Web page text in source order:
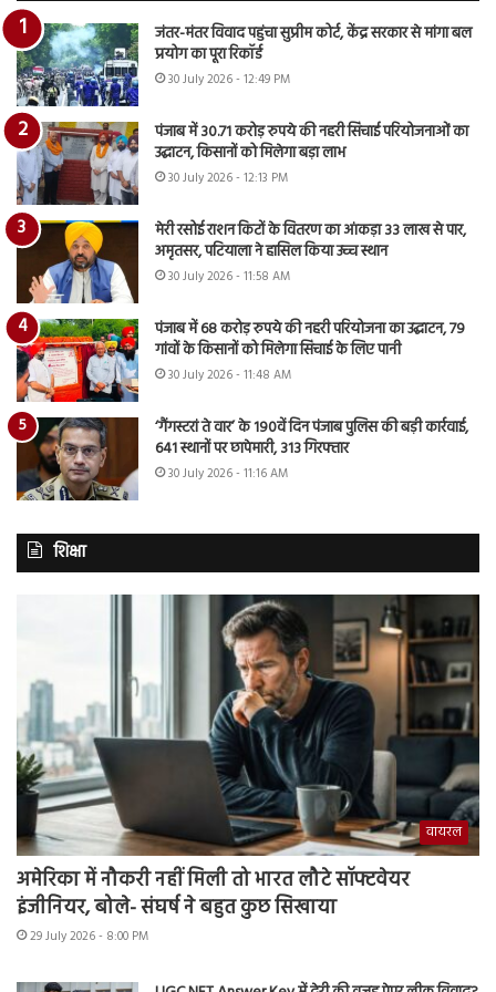
जंतर-मंतर विवाद पहुंचा सुप्रीम कोर्ट, केंद्र सरकार से मांगा बल
प्रयोग का पूरा रिकॉर्ड
30 July 2026 - 12:49 PM
पंजाब में 30.71 करोड़ रुपये की नहरी सिंचाई परियोजनाओं का
उद्घाटन, किसानों को मिलेगा बड़ा लाभ
30 July 2026 - 12:13 PM
मेरी रसोई राशन किटों के वितरण का आंकड़ा 33 लाख से पार,
अमृतसर, पटियाला ने हासिल किया उच्च स्थान
30 July 2026 - 11:58 AM
पंजाब में 68 करोड़ रुपये की नहरी परियोजना का उद्घाटन, 79
गांवों के किसानों को मिलेगा सिंचाई के लिए पानी
30 July 2026 - 11:48 AM
‘गैंगस्टरां ते वार’ के 190वें दिन पंजाब पुलिस की बड़ी कार्रवाई,
641 स्थानों पर छापेमारी, 313 गिरफ्तार
30 July 2026 - 11:16 AM
शिक्षा
वायरल
अमेरिका में नौकरी नहीं मिली तो भारत लौटे सॉफ्टवेयर
इंजीनियर, बोले- संघर्ष ने बहुत कुछ सिखाया
29 July 2026 - 8:00 PM